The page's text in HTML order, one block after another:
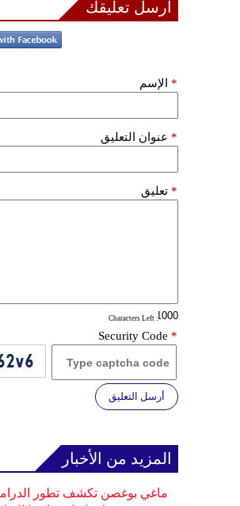
أرسل تعليقك
الإسم *
عنوان التعليق *
تعليق *
: Characters Left
Security Code *
أرسل التعليق
المزيد من الأخبار
ماغي بوغصن تكشف تطور الدراما